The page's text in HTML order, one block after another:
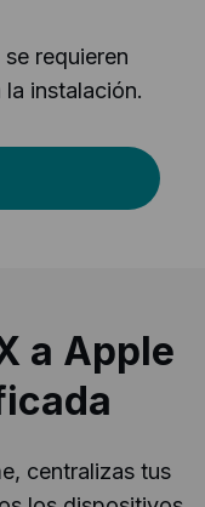
requieren
instalación.
a Apple
centralizas tus